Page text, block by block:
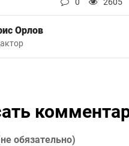
Орлов
обязательно)